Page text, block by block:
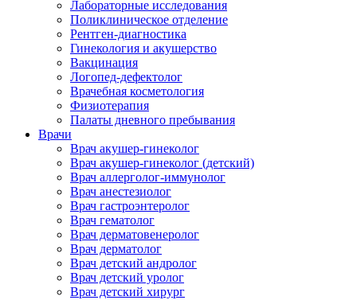
Лабораторные исследования
Поликлиническое отделение
Рентген-диагностика
Гинекология и акушерство
Вакцинация
Логопед-дефектолог
Врачебная косметология
Физиотерапия
Палаты дневного пребывания
Врачи
Врач акушер-гинеколог
Врач акушер-гинеколог (детский)
Врач аллерголог-иммунолог
Врач анестезиолог
Врач гастроэнтеролог
Врач гематолог
Врач дерматовенеролог
Врач дерматолог
Врач детский андролог
Врач детский уролог
Врач детский хирург